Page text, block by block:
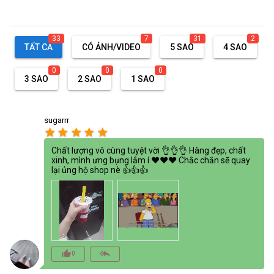
TẤT CẢ
33
CÓ ẢNH/VIDEO
7
5 SAO
31
4 SAO
2
3 SAO
0
2 SAO
0
1 SAO
0
sugarrr
star star star star star
Chất lượng vô cùng tuyệt vời 👌👌👌 Hàng đẹp, chất
xinh, mình ưng bụng lắm í ❤❤❤ Chắc chắn sẽ quay
lại ủng hộ shop nè 👍👍👍
thumb_up_alt0 reply_all